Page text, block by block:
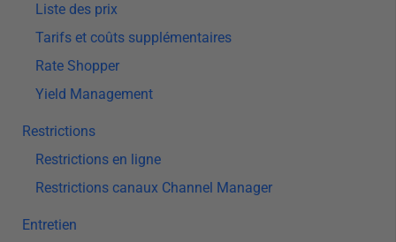
Liste des prix
Tarifs et coûts supplémentaires
Rate Shopper
Yield Management
Restrictions
Restrictions en ligne
Restrictions canaux Channel Manager
Entretien